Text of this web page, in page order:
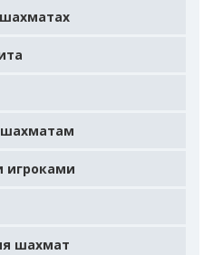
шахмат